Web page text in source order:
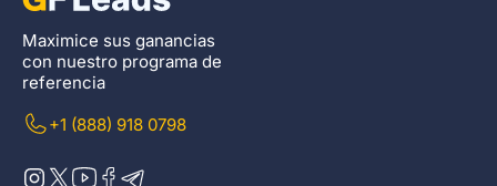
Maximice sus ganancias
con nuestro programa de
referencia
+1 (888) 918 0798